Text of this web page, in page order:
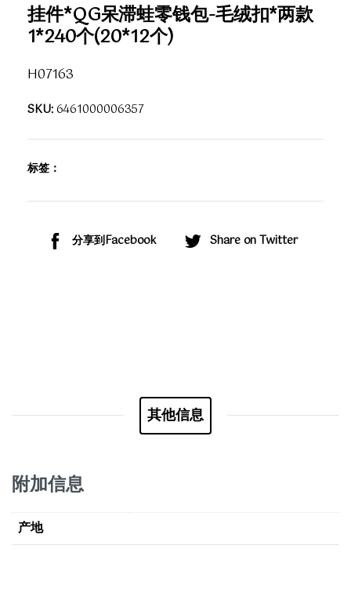
挂件*QG呆滞蛙零钱包-毛绒扣*两款
1*240个(20*12个)
H07163
SKU:6461000006357
标签：
分享到Facebook Share on Twitter
其他信息
附加信息
产地